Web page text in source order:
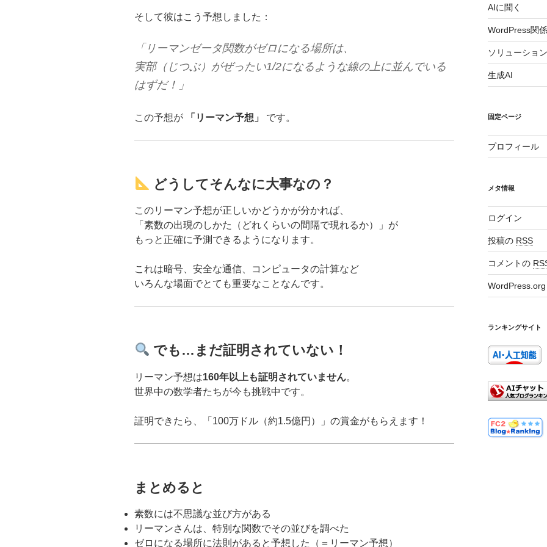
そして彼はこう予想しました：
「リーマンゼータ関数がゼロになる場所は、
実部（じつぶ）がぜったい1/2になるような線の上に並んでいる
はずだ！」
この予想が 「リーマン予想」 です。
どうしてそんなに大事なの？
このリーマン予想が正しいかどうかが分かれば、
「素数の出現のしかた（どれくらいの間隔で現れるか）」が
もっと正確に予測できるようになります。
これは暗号、安全な通信、コンピュータの計算など
いろんな場面でとても重要なことなんです。
でも…まだ証明されていない！
リーマン予想は160年以上も証明されていません。
世界中の数学者たちが今も挑戦中です。
証明できたら、「100万ドル（約1.5億円）」の賞金がもらえます！
まとめると
素数には不思議な並び方がある
リーマンさんは、特別な関数でその並びを調べた
ゼロになる場所に法則があると予想した（＝リーマン予想）
AIに聞く
WordPress関係
ソリューショ
生成AI
固定ページ
プロフィール
メタ情報
ログイン
投稿の RSS
コメントの
WordPress.org
ランキングサイト